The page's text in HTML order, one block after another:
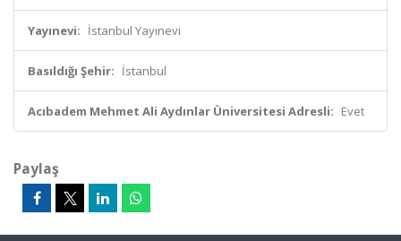
Yayınevi: İstanbul Yayınevi
Basıldığı Şehir: İstanbul
Acıbadem Mehmet Ali Aydınlar Üniversitesi Adresli: Evet
Paylaş